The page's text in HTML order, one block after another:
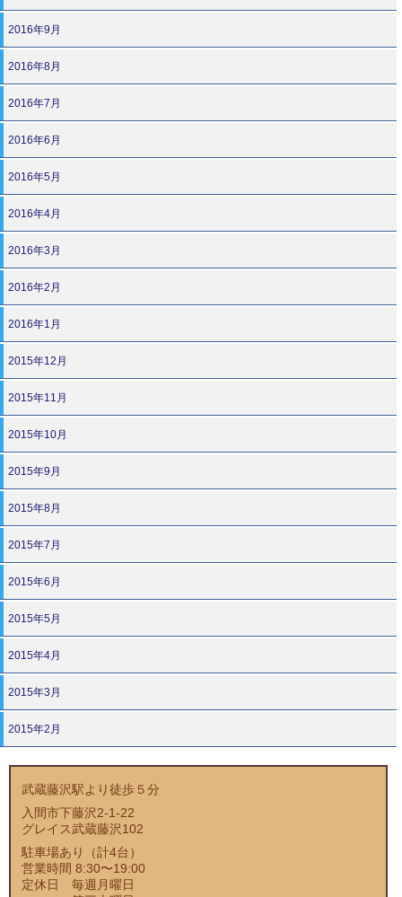
2016年9月
2016年8月
2016年7月
2016年6月
2016年5月
2016年4月
2016年3月
2016年2月
2016年1月
2015年12月
2015年11月
2015年10月
2015年9月
2015年8月
2015年7月
2015年6月
2015年5月
2015年4月
2015年3月
2015年2月
武蔵藤沢駅より徒歩５分
入間市下藤沢2-1-22
グレイス武蔵藤沢102
駐車場あり（計4台）
営業時間 8:30〜19:00
定休日 毎週月曜日